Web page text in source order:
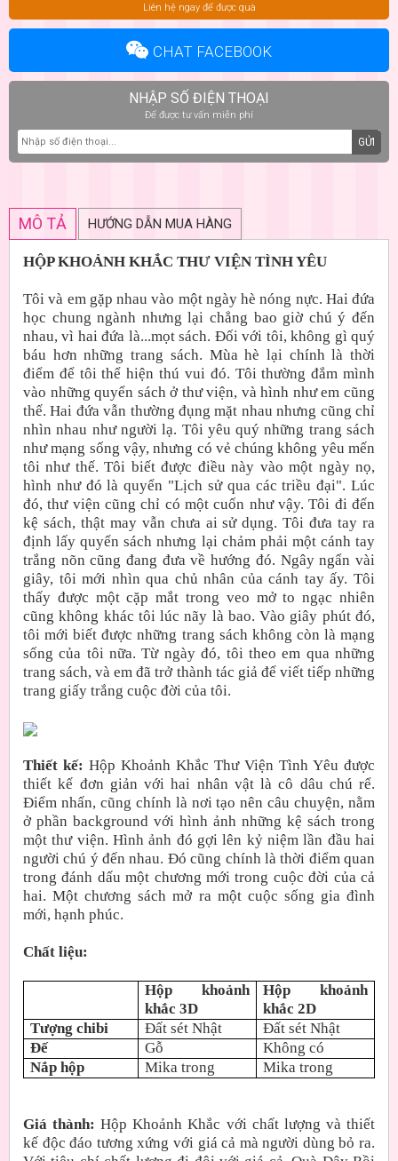
Liên hệ ngay để được quà
CHAT FACEBOOK
NHẬP SỐ ĐIỆN THOẠI
Để được tư vấn miễn phí
GỬI
MÔ TẢ HƯỚNG DẪN MUA HÀNG
HỘP KHOẢNH KHẮC THƯ VIỆN TÌNH YÊU
Tôi và em gặp nhau vào một ngày hè nóng nực. Hai đứa
học chung ngành nhưng lại chẳng bao giờ chú ý đến
nhau, vì hai đứa là...mọt sách. Đối với tôi, không gì quý
báu hơn những trang sách. Mùa hè lại chính là thời
điểm để tôi thể hiện thú vui đó. Tôi thường đắm mình
vào những quyển sách ở thư viện, và hình như em cũng
thế. Hai đứa vẫn thường đụng mặt nhau nhưng cũng chỉ
nhìn nhau như người lạ. Tôi yêu quý những trang sách
như mạng sống vậy, nhưng có vẻ chúng không yêu mến
tôi như thế. Tôi biết được điều này vào một ngày nọ,
hình như đó là quyển "Lịch sử qua các triều đại". Lúc
đó, thư viện cũng chỉ có một cuốn như vậy. Tôi đi đến
kệ sách, thật may vẫn chưa ai sử dụng. Tôi đưa tay ra
định lấy quyển sách nhưng lại chảm phải một cánh tay
trắng nõn cũng đang đưa về hướng đó. Ngây ngẩn vài
giây, tôi mới nhìn qua chủ nhân của cánh tay ấy. Tôi
thấy được một cặp mắt trong veo mở to ngạc nhiên
cũng không khác tôi lúc nãy là bao. Vào giây phút đó,
tôi mới biết được những trang sách không còn là mạng
sống của tôi nữa. Từ ngày đó, tôi theo em qua những
trang sách, và em đã trở thành tác giả để viết tiếp những
trang giấy trắng cuộc đời của tôi.
Thiết kế: Hộp Khoảnh Khắc Thư Viện Tình Yêu được
thiết kế đơn giản với hai nhân vật là cô dâu chú rể.
Điểm nhấn, cũng chính là nơi tạo nên câu chuyện, nằm
ở phần background với hình ảnh những kệ sách trong
một thư viện. Hình ảnh đó gợi lên kỷ niệm lần đầu hai
người chú ý đến nhau. Đó cũng chính là thời điểm quan
trong đánh dấu một chương mới trong cuộc đời của cả
hai. Một chương sách mở ra một cuộc sống gia đình
mới, hạnh phúc.
Chất liệu:
Hộp khoảnh
khắc 3D
Hộp khoảnh
khắc 2D
Tượng chibi
Đất sét Nhật
Đất sét Nhật
Đế
Gỗ
Không có
Nắp hộp
Mika trong Mika trong
Giá thành:Hộp Khoảnh Khắc với chất lượng và thiết
kế độc đáo tương xứng với giá cả mà người dùng bỏ ra.